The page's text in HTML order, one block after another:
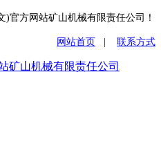
官方网站矿山机械有限责任公司！
网站首页 联系方式